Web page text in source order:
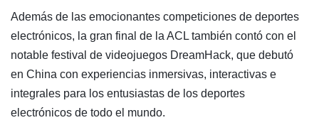
Además de las emocionantes competiciones de deportes
electrónicos, la gran final de la ACL también contó con el
notable festival de videojuegos DreamHack, que debutó
en China con experiencias inmersivas, interactivas e
integrales para los entusiastas de los deportes
electrónicos de todo el mundo.